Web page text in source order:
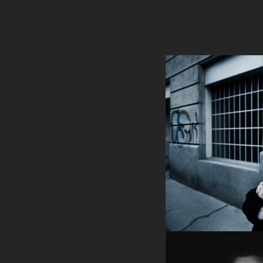
Optimiert die Webseite für die Nutzung mit